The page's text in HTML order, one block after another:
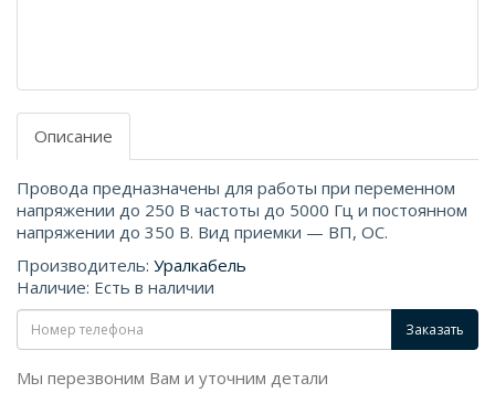
Описание
Провода предназначены для работы при переменном
напряжении до 250 В частоты до 5000 Гц и постоянном
напряжении до 350 В. Вид приемки — ВП, ОС.
Производитель: Уралкабель
Наличие: Есть в наличии
Заказать
Мы перезвоним Вам и уточним детали